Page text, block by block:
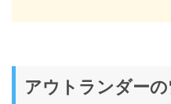
アウトランダー